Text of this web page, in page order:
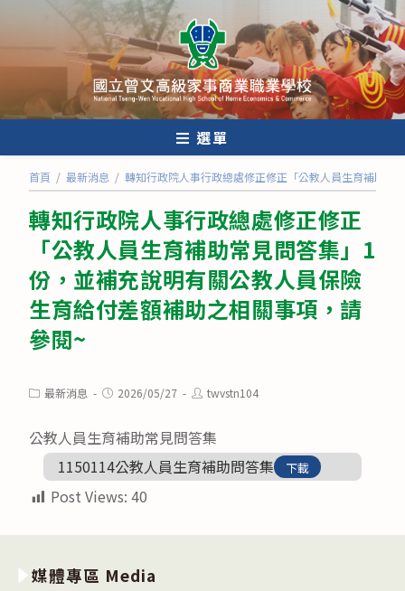
內
選單
首頁 / 最新消息 / 轉知行政院人事行政總處修正修正「公教人員生育補助
轉知行政院人事行政總處修正修正
「公教人員生育補助常見問答集」1
份，並補充說明有關公教人員保險
生育給付差額補助之相關事項，請
參閱~
Post最新消息
Post2026/05/27
Posttwvstn104
公教人員生育補助常見問答集
1150114公教人員生育補助問答集
下載
Post Views: 40
媒體專區 Media